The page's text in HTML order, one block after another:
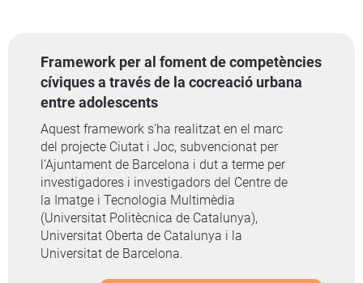
Framework per al foment de competències
cíviques a través de la cocreació urbana
entre adolescents
Aquest framework s’ha realitzat en el marc
del projecte Ciutat i Joc, subvencionat per
l’Ajuntament de Barcelona i dut a terme per
investigadores i investigadors del Centre de
la Imatge i Tecnologia Multimèdia
(Universitat Politècnica de Catalunya),
Universitat Oberta de Catalunya i la
Universitat de Barcelona.